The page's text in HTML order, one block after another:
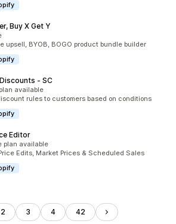
Buy X Get Y
145
upsell, BYOB, BOGO product bundle builder
‑ SC
72
available
rules to customers based on conditions
Editor
129
plan available
Edits, Market Prices & Scheduled Sales
2 3 4 42